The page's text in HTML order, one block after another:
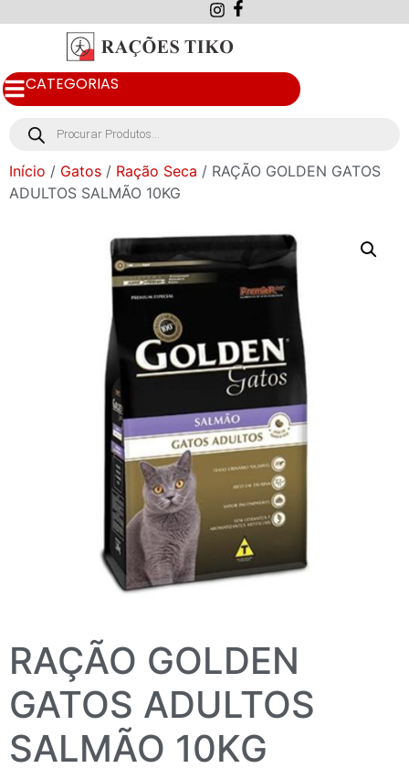
CATEGORIAS
Início / Gatos / Ração Seca / RAÇÃO GOLDEN GATOS
ADULTOS SALMÃO 10KG
RAÇÃO GOLDEN
GATOS ADULTOS
SALMÃO 10KG